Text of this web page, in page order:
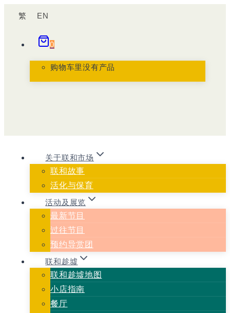
繁 EN
0
购物车里没有产品
关于联和市场
联和故事
活化与保育
活动及展览
最新节目
过往节目
预约导赏团
联和趁墟
联和趁墟地图
小店指南
餐厅